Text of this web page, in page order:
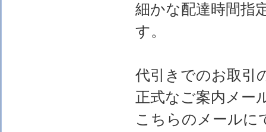
細かな配達時間指
す。
代引きでのお取引
正式なご案内メー
こちらのメールに